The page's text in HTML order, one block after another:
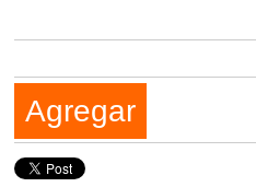
Agregar